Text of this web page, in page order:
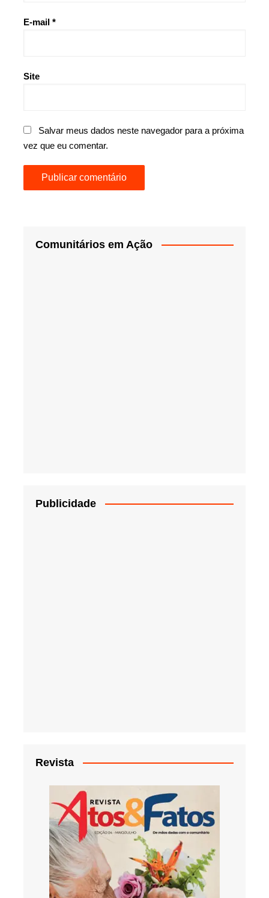
E-mail *
Site
Salvar meus dados neste navegador para a próxima
vez que eu comentar.
Comunitários em Ação
Publicidade
Revista